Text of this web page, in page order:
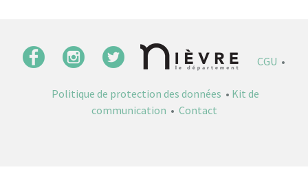
CGU •
Politique de protection des données • Kit de
communication • Contact